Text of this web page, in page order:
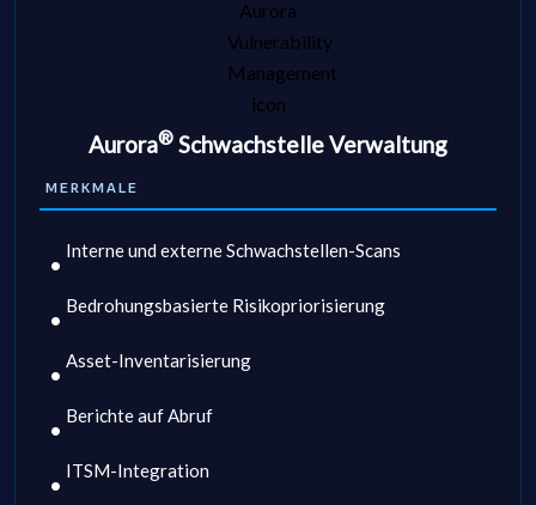
Aurora® Schwachstelle Verwaltung
MERKMALE
Interne und externe Schwachstellen-Scans
Bedrohungsbasierte Risikopriorisierung
Asset-Inventarisierung
Berichte auf Abruf
ITSM-Integration